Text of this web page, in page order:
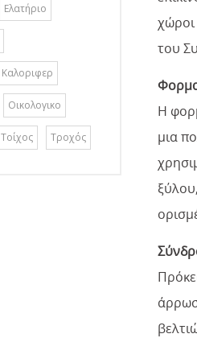
Ελατήριο
Καλοριφερ
Οικολογικο
Τοίχος Τροχός
του
Η
μια